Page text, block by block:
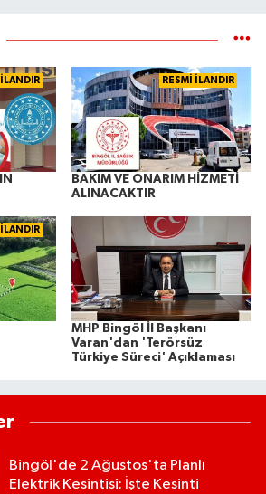
İLANDIR RESMİ İLANDIR
BAKIM VE ONARIM HİZMETİ
ALINACAKTIR
İLANDIR
MHP Bingöl İl Başkanı
Varan'dan 'Terörsüz
Türkiye Süreci' Açıklaması
Bingöl'de 2 Ağustos'ta Planlı
Elektrik Kesintisi: İşte Kesinti